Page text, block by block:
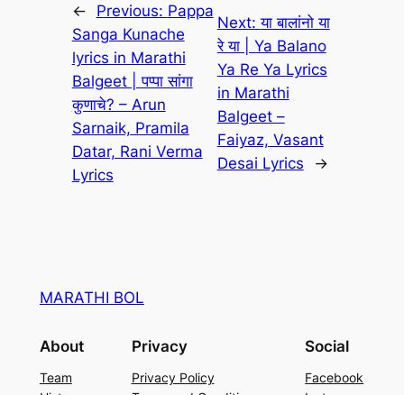
← Previous: Pappa
Sanga Kunache
lyrics in Marathi
Balgeet | पप्पा सांगा
कुणाचे? – Arun
Sarnaik, Pramila
Datar, Rani Verma
Lyrics
Next:या बालांनो या
रे या | Ya Balano
Ya Re Ya Lyrics
in Marathi
Balgeet –
Faiyaz, Vasant
Desai Lyrics
→
MARATHI BOL
About
Team
Privacy
Privacy Policy
Social
Facebook